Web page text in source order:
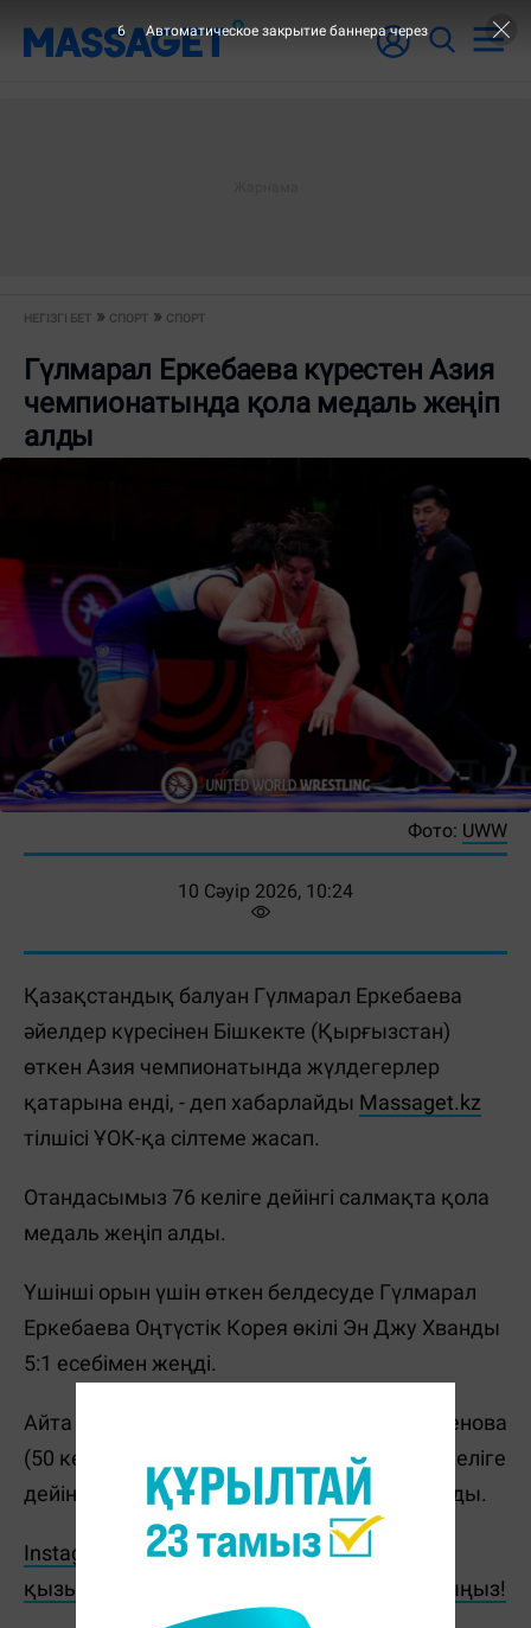
НЕГІЗГІ БЕТ СПОРТ СПОРТ
Гүлмарал Еркебаева күрестен Азия
чемпионатында қола медаль жеңіп
алды
Фото: UWW
10 Сәуір 2026, 10:24
Қазақстандық балуан Гүлмарал Еркебаева
әйелдер күресінен Бішкекте (Қырғызстан)
өткен Азия чемпионатында жүлдегерлер
қатарына енді, - деп хабарлайды Massaget.kz
тілшісі ҰОК-қа сілтеме жасап.
Отандасымыз 76 келіге дейінгі салмақта қола
медаль жеңіп алды.
Үшінші орын үшін өткен белдесуде Гүлмарал
Еркебаева Оңтүстік Корея өкілі Эн Джу Хванды
5:1 есебімен жеңді.
Айта кетейік, бұған дейін Марал Тәңірбергенова
(50 келіге дейін) мен Елена Шалыгина (68 келіге
дейін) қола жүлдеге бір қадам жетпей қалды.
Instagram парақшамызға жазылып, ең
қызықты ақпараттарды бірінші болып оқыңыз!
6 Автоматическое закрытие баннера через